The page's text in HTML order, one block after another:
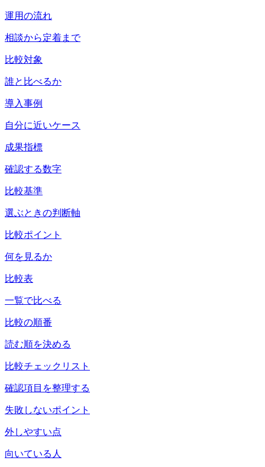
運用の流れ
相談から定着まで
比較対象
誰と比べるか
導入事例
自分に近いケース
成果指標
確認する数字
比較基準
選ぶときの判断軸
比較ポイント
何を見るか
比較表
一覧で比べる
比較の順番
読む順を決める
比較チェックリスト
確認項目を整理する
失敗しないポイント
外しやすい点
向いている人